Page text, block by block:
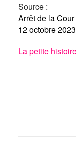
Source :
Arrêt de la
12 octobre
La petite